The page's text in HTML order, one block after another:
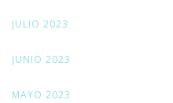
JULIO 2023
JUNIO 2023
MAYO 2023